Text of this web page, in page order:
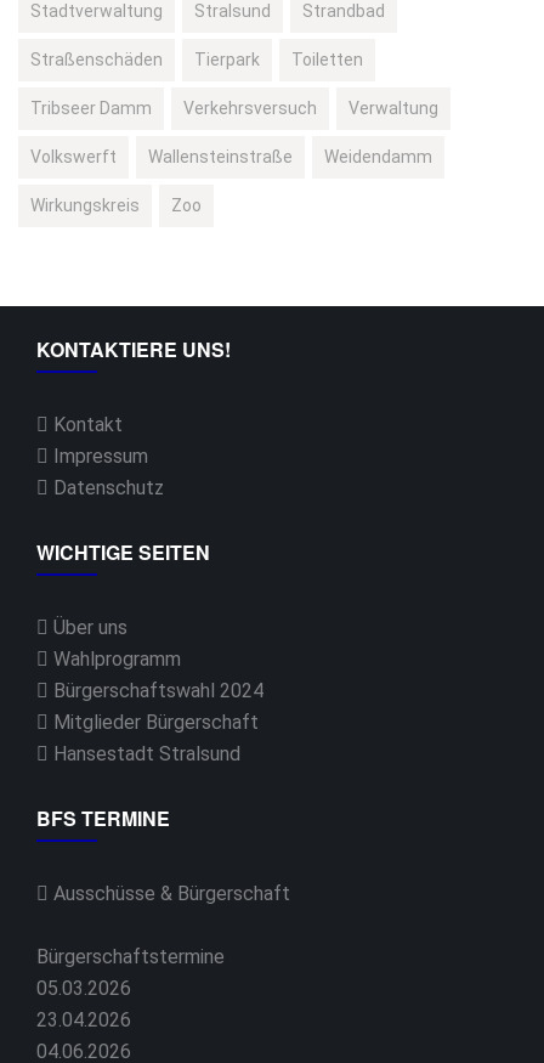
Stadtverwaltung Stralsund Strandbad
Straßenschäden Tierpark Toiletten
Tribseer Damm Verkehrsversuch Verwaltung
Volkswerft Wallensteinstraße Weidendamm
Wirkungskreis Zoo
KONTAKTIERE UNS!
Kontakt
Impressum
Datenschutz
WICHTIGE SEITEN
Über uns
Wahlprogramm
Bürgerschaftswahl 2024
Mitglieder Bürgerschaft
Hansestadt Stralsund
BFS TERMINE
Ausschüsse & Bürgerschaft
Bürgerschaftstermine
05.03.2026
23.04.2026
04.06.2026